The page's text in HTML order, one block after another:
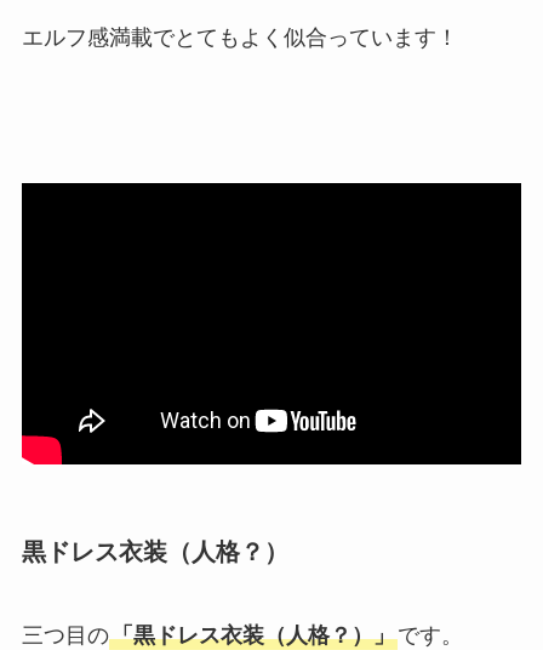
エルフ感満載でとてもよく似合っています！
黒ドレス衣装（人格？）
三つ目の「黒ドレス衣装（人格？）」です。